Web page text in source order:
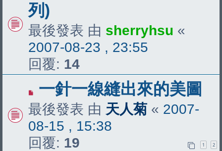
列)
最後發表 由 sherryhsu «
2007-08-23 , 23:55
回覆: 14
一針一線縫出來的美圖
最後發表 由 天人菊 « 2007-
08-15 , 15:38
回覆: 19 1 2